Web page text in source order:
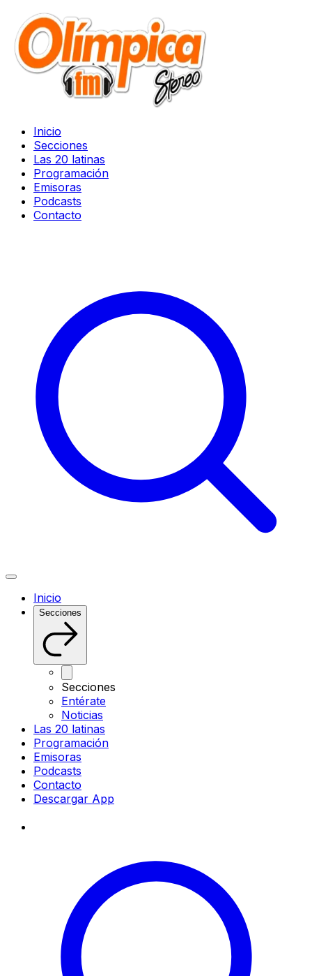
Inicio
Secciones
Las 20 latinas
Programación
Emisoras
Podcasts
Contacto
Inicio
Secciones
Secciones
Entérate
Noticias
Las 20 latinas
Programación
Emisoras
Podcasts
Contacto
Descargar App